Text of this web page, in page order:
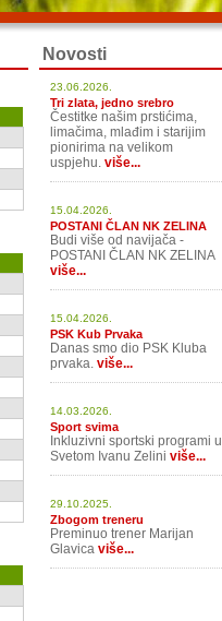
Novosti
23.06.2026.
Tri zlata, jedno srebro
Čestitke našim prstićima,
limačima, mlađim i starijim
pionirima na velikom
uspjehu. više...
15.04.2026.
POSTANI ČLAN NK ZELINA
Budi više od navijača -
POSTANI ČLAN NK ZELINA
više...
15.04.2026.
PSK Kub Prvaka
Danas smo dio PSK Kluba
prvaka. više...
14.03.2026.
Sport svima
Inkluzivni sportski programi u
Svetom Ivanu Zelini više...
29.10.2025.
Zbogom treneru
Preminuo trener Marijan
Glavica više...